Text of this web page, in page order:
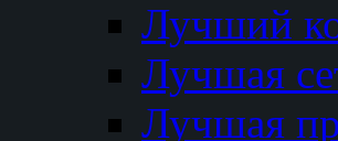
Лучший
Лучшая
Лучшая